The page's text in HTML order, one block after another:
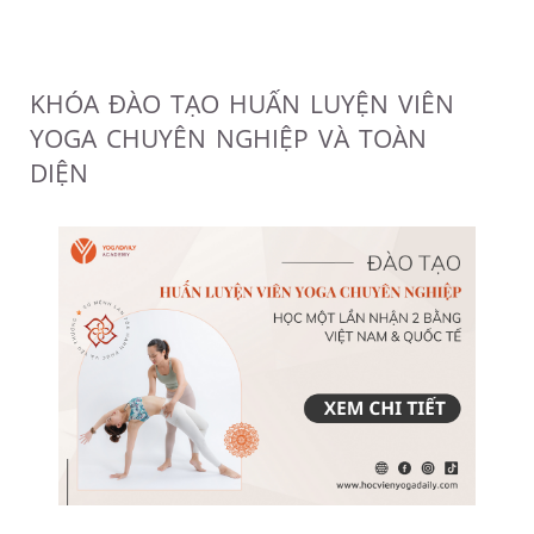
KHÓA ĐÀO TẠO HUẤN LUYỆN VIÊN
YOGA CHUYÊN NGHIỆP VÀ TOÀN
DIỆN